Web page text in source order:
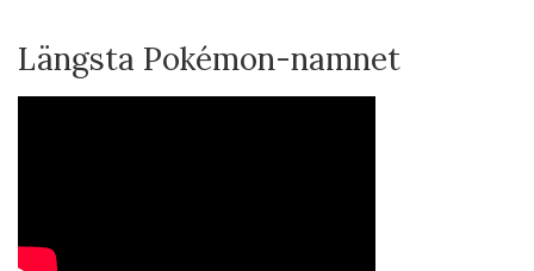
Längsta Pokémon-namnet